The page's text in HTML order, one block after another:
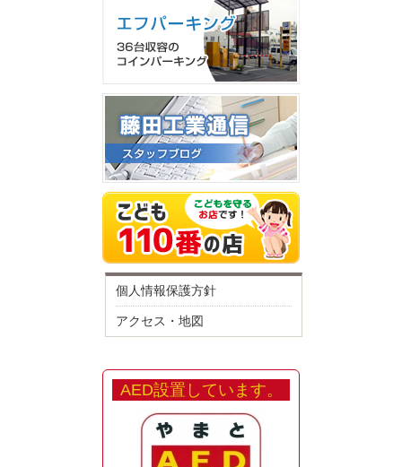
個人情報保護方針
アクセス・地図
AED設置しています。